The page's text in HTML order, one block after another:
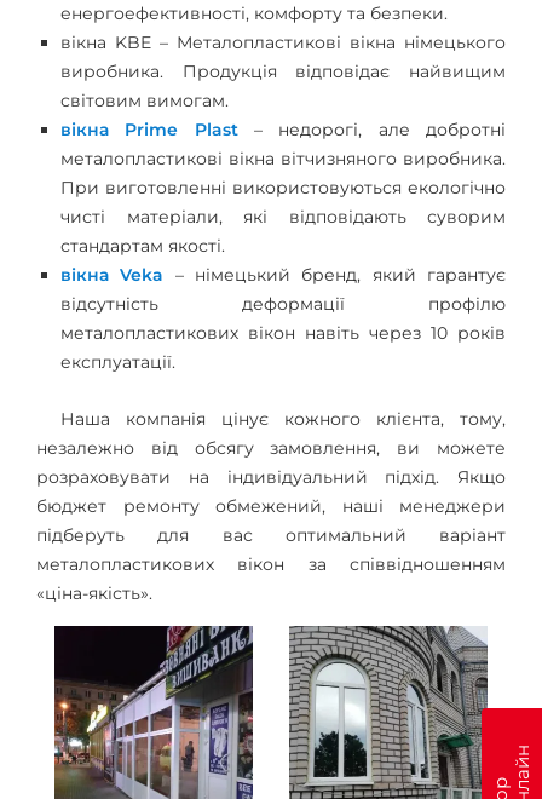
енергоефективності, комфорту та безпеки.
вікна KBE – Металопластикові вікна німецького
виробника. Продукція відповідає найвищим
світовим вимогам.
вікна Prime Plast– недорогі, але добротні
металопластикові вікна вітчизняного виробника.
При виготовленні використовуються екологічно
чисті матеріали, які відповідають суворим
стандартам якості.
вікна Veka – німецький бренд, який гарантує
відсутність деформації профілю
металопластикових вікон навіть через 10 років
експлуатації.
Наша компанія цінує кожного клієнта, тому,
незалежно від обсягу замовлення, ви можете
розраховувати на індивідуальний підхід. Якщо
бюджет ремонту обмежений, наші менеджери
підберуть для вас оптимальний варіант
металопластикових вікон за співвідношенням
«ціна-якість».